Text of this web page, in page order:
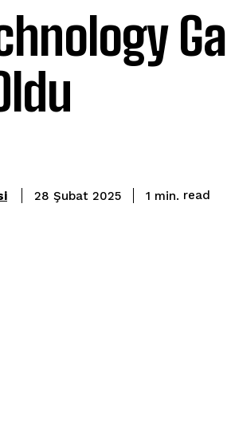
28 Şubat 2025 1 min. read